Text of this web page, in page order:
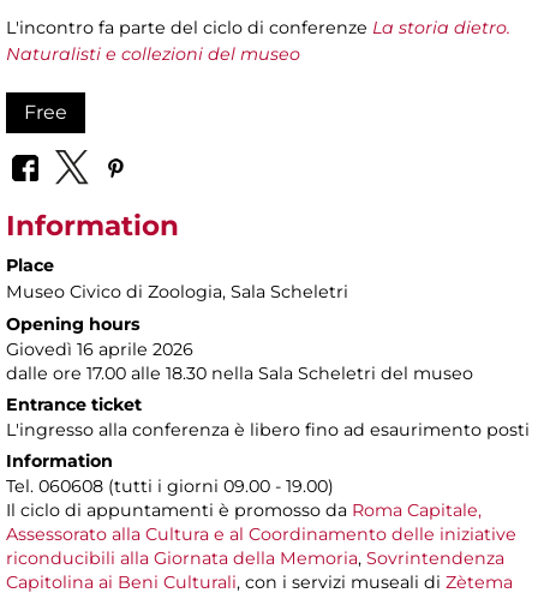
L'incontro fa parte del ciclo di conferenze La storia dietro.
Naturalisti e collezioni del museo
Free
Information
Place
Museo Civico di Zoologia, Sala Scheletri
Opening hours
Giovedì 16 aprile 2026
dalle ore 17.00 alle 18.30 nella Sala Scheletri del museo
Entrance ticket
L'ingresso alla conferenza è libero fino ad esaurimento posti
Information
Tel. 060608 (tutti i giorni 09.00 - 19.00)
Il ciclo di appuntamenti è promosso da Roma Capitale,
Assessorato alla Cultura e al Coordinamento delle iniziative
riconducibili alla Giornata della Memoria, Sovrintendenza
Capitolina ai Beni Culturali, con i servizi museali di Zètema